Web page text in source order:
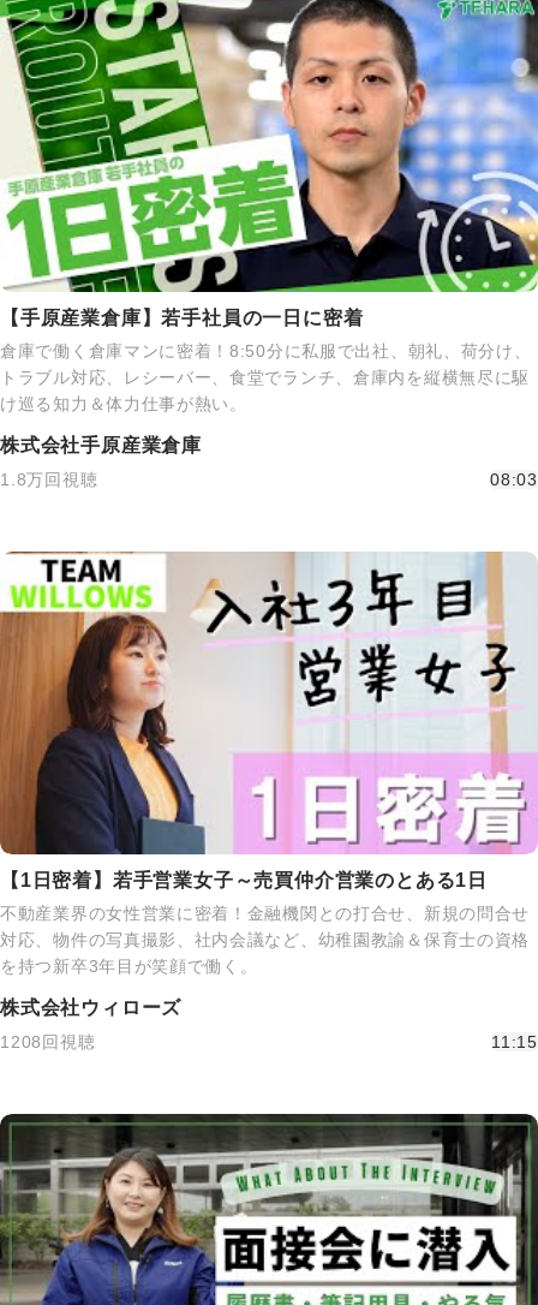
【手原産業倉庫】若手社員の一日に密着
倉庫で働く倉庫マンに密着！8:50分に私服で出社、朝礼、荷分け、
トラブル対応、レシーバー、食堂でランチ、倉庫内を縦横無尽に駆
け巡る知力＆体力仕事が熱い。
株式会社手原産業倉庫
1.8万回視聴 08:03
【1日密着】若手営業女子～売買仲介営業のとある1日
不動産業界の女性営業に密着！金融機関との打合せ、新規の問合せ
対応、物件の写真撮影、社内会議など、幼稚園教諭＆保育士の資格
を持つ新卒3年目が笑顔で働く。
株式会社ウィローズ
1208回視聴 11:15